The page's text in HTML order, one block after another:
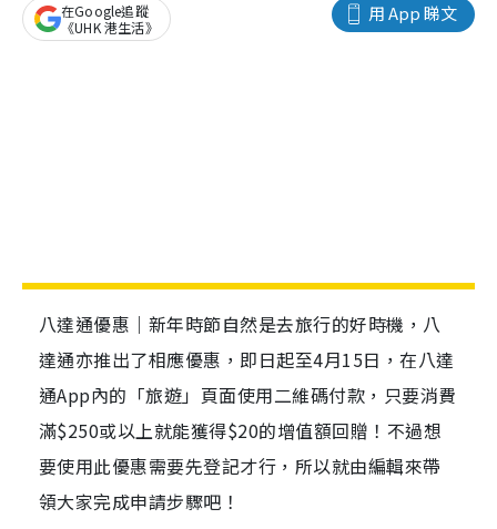
用 App 睇文
在Google追蹤
《UHK 港生活》
八達通優惠｜新年時節自然是去旅行的好時機，八
達通亦推出了相應優惠，即日起至4月15日，在八達
通App內的「旅遊」頁面使用二維碼付款，只要消費
滿$250或以上就能獲得$20的增值額回贈！不過想
要使用此優惠需要先登記才行，所以就由編輯來帶
領大家完成申請步驟吧！